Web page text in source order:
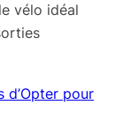
vélo idéal
d’Opter pour